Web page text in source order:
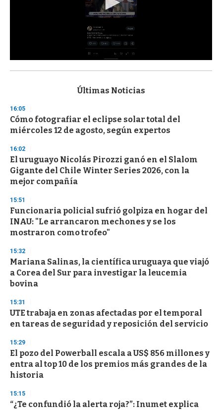
s
d
s
o
f
3
s
e
c
o
d
s
Últimas Noticias
16:05
Cómo fotografiar el eclipse solar total del
miércoles 12 de agosto, según expertos
16:02
El uruguayo Nicolás Pirozzi ganó en el Slalom
Gigante del Chile Winter Series 2026, con la
mejor compañía
15:51
Funcionaria policial sufrió golpiza en hogar del
INAU: "Le arrancaron mechones y se los
mostraron como trofeo"
15:32
Mariana Salinas, la científica uruguaya que viajó
a Corea del Sur para investigar la leucemia
bovina
15:31
UTE trabaja en zonas afectadas por el temporal
en tareas de seguridad y reposición del servicio
15:29
El pozo del Powerball escala a US$ 856 millones y
entra al top 10 de los premios más grandes de la
historia
15:15
“¿Te confundió la alerta roja?”: Inumet explica